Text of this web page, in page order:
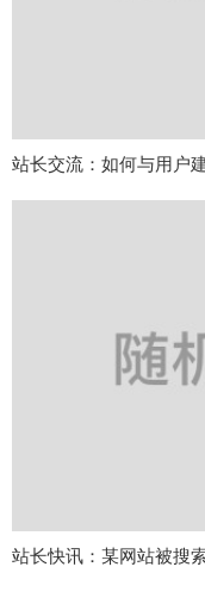
站长交流：如何与用户
站长快讯：某网站被搜